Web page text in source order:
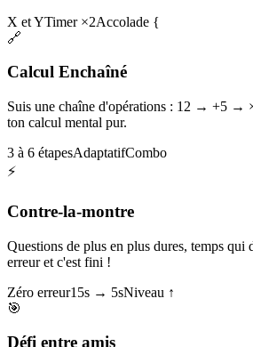
X et YTimer ×2Accolade {
🔗
Calcul Enchaîné
Suis une chaîne d'opérations : 12 → +5
ton calcul mental pur.
3 à 6 étapesAdaptatifCombo
⚡
Contre-la-montre
Questions de plus en plus dures, temps qui
erreur et c'est fini !
Zéro erreur15s → 5sNiveau ↑
🎯
Défi entre amis